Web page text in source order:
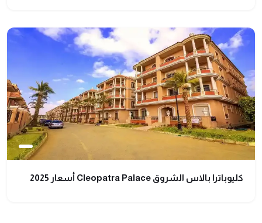
كليوباترا بالاس الشروق Cleopatra Palace أسعار 2025